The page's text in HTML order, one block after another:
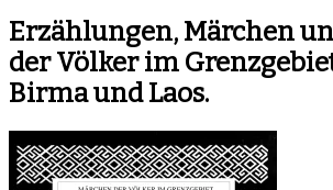
Erzählungen, Märchen
der Völker im
Birma und Laos.